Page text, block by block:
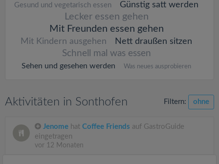
Gesund und vegetarisch essen Günstig satt werden
Lecker essen gehen
Mit Freunden essen gehen
Mit Kindern ausgehen Nett draußen sitzen
Schnell mal was essen
Sehen und gesehen werden Was neues ausprobieren
Aktivitäten in Sonthofen Filtern: ohne
Jenome hat Coffee Friends auf GastroGuide
eingetragen
vor 12 Monaten